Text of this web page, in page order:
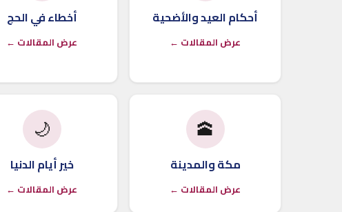
أحكام العيد والأضحية
عرض المقالات ←
أخطاء في الحج
عرض المقالات ←
🕋
مكة والمدينة
عرض المقالات ←
🌙
خير أيام الدنيا
عرض المقالات ←